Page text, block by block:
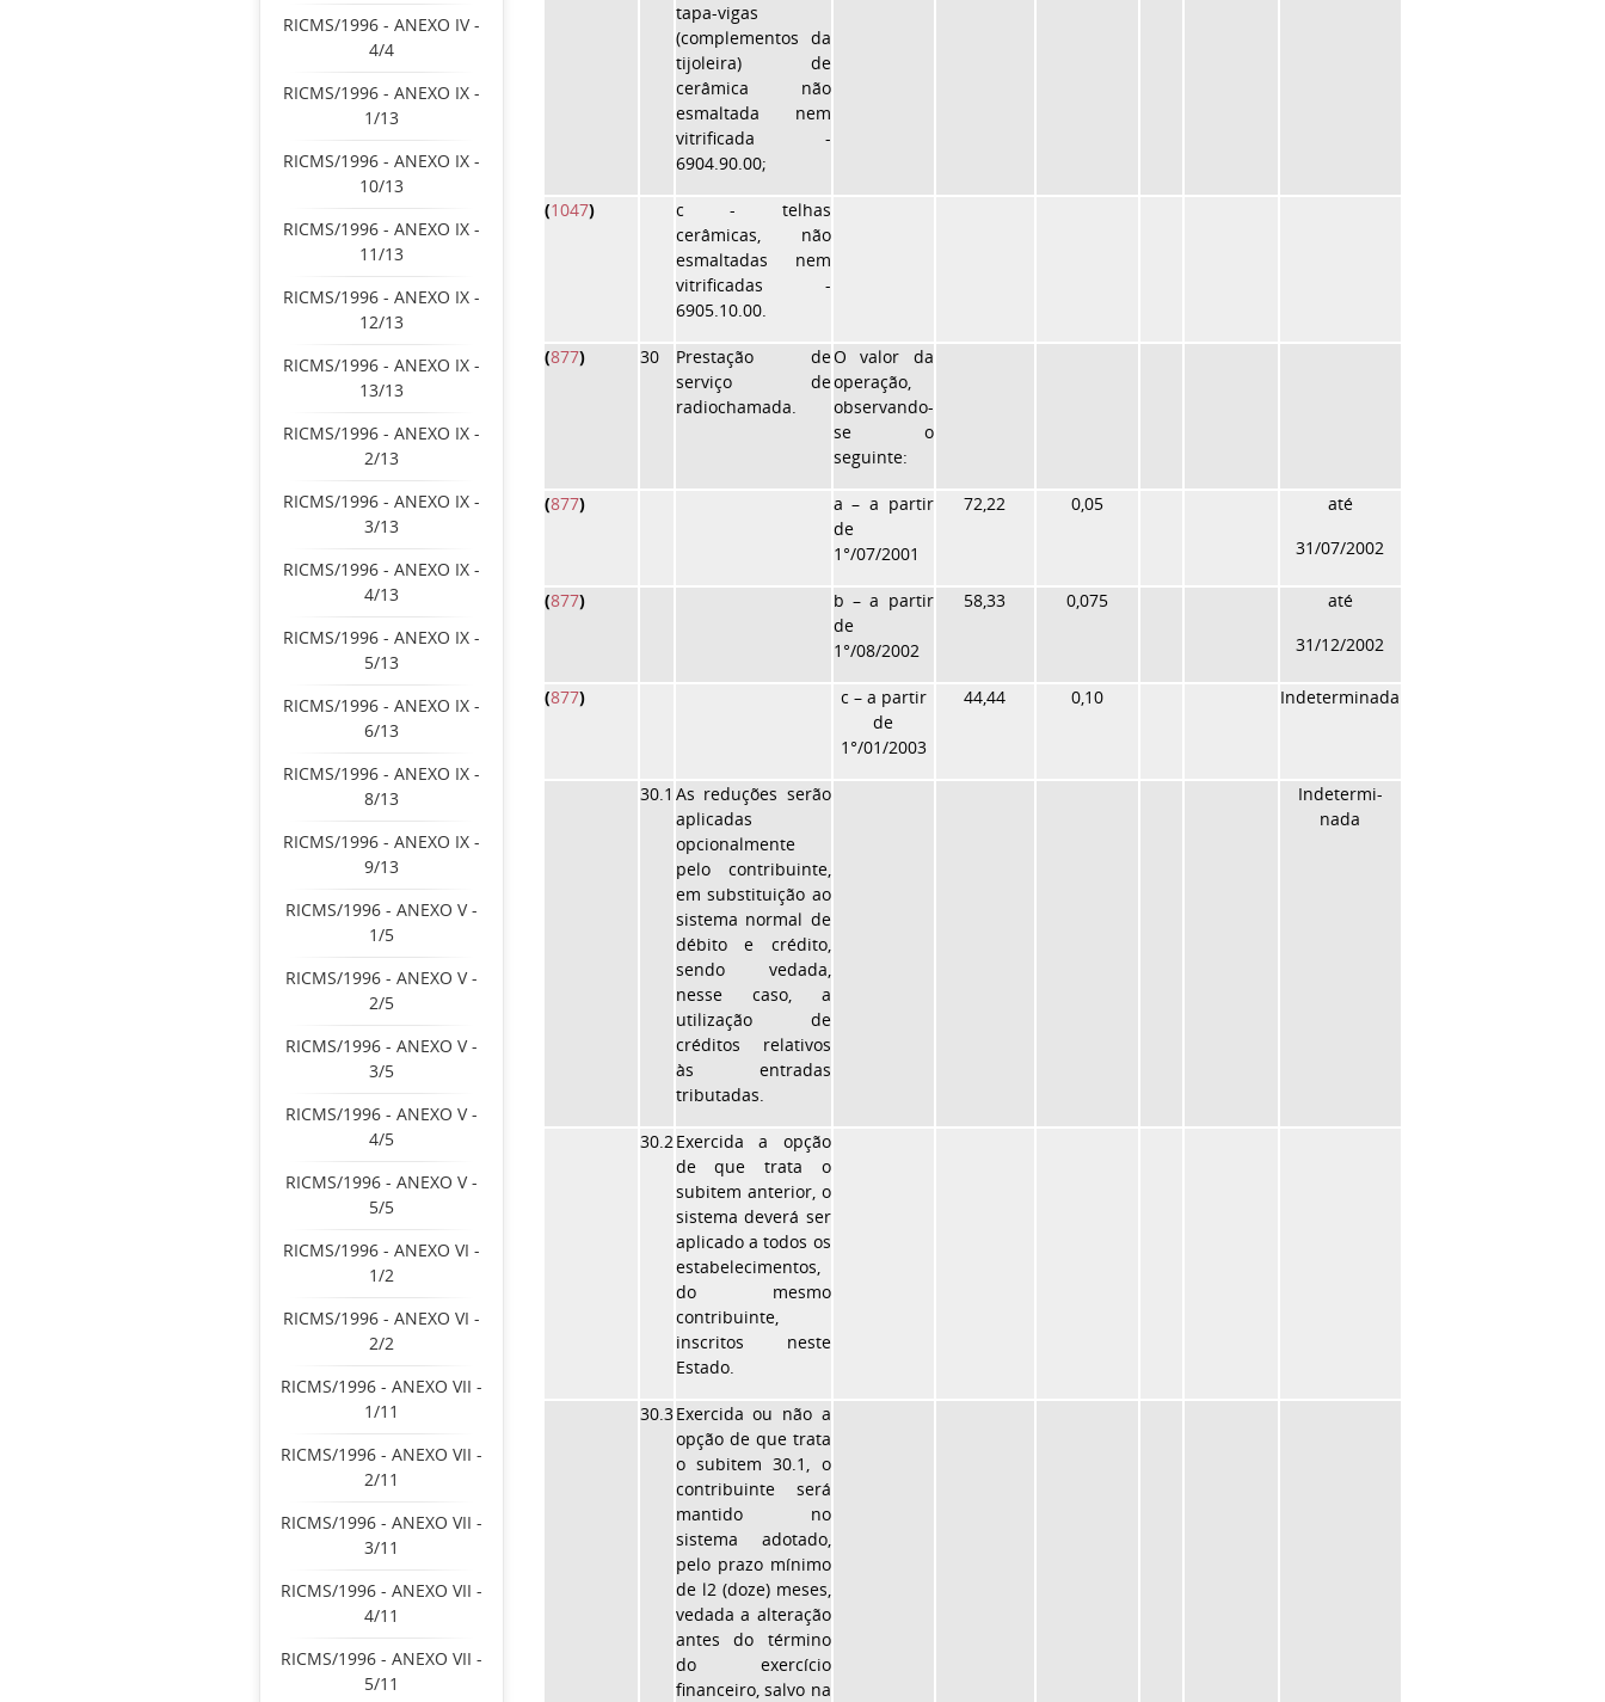
RICMS/1996 - ANEXO IV -
4/4
RICMS/1996 - ANEXO IX -
1/13
RICMS/1996 - ANEXO IX -
10/13
RICMS/1996 - ANEXO IX -
11/13
RICMS/1996 - ANEXO IX -
12/13
RICMS/1996 - ANEXO IX -
13/13
RICMS/1996 - ANEXO IX -
2/13
RICMS/1996 - ANEXO IX -
3/13
RICMS/1996 - ANEXO IX -
4/13
RICMS/1996 - ANEXO IX -
5/13
RICMS/1996 - ANEXO IX -
6/13
RICMS/1996 - ANEXO IX -
8/13
RICMS/1996 - ANEXO IX -
9/13
RICMS/1996 - ANEXO V -
1/5
RICMS/1996 - ANEXO V -
2/5
RICMS/1996 - ANEXO V -
3/5
RICMS/1996 - ANEXO V -
4/5
RICMS/1996 - ANEXO V -
5/5
RICMS/1996 - ANEXO VI -
1/2
RICMS/1996 - ANEXO VI -
2/2
RICMS/1996 - ANEXO VII -
1/11
RICMS/1996 - ANEXO VII -
2/11
RICMS/1996 - ANEXO VII -
3/11
RICMS/1996 - ANEXO VII -
4/11
RICMS/1996 - ANEXO VII -
5/11
tapa-vigas
(complementos da
tijoleira) de
cerâmica não
esmaltada nem
vitrificada -
6904.90.00;
(1047) c - telhas
cerâmicas, não
esmaltadas nem
vitrificadas -
6905.10.00.
(877) 30
Prestação de
serviço de
radiochamada.
O valor da
operação,
observando-
se o
seguinte:
(877) a – a partir
de
1°/07/2001
72,22 0,05
até
31/07/2002
(877) b – a partir
de
1°/08/2002
58,33 0,075
até
31/12/2002
(877) c – a partir
de
1°/01/2003
44,44 0,10 Indeterminada
30.1 As reduções serão
aplicadas
opcionalmente
pelo contribuinte,
em substituição ao
sistema normal de
débito e crédito,
sendo vedada,
nesse caso, a
utilização de
créditos relativos
às entradas
tributadas.
Indetermi-
nada
30.2Exercida a opção
de que trata o
subitem anterior, o
sistema deverá ser
aplicado a todos os
estabelecimentos,
do mesmo
contribuinte,
inscritos neste
Estado.
30.3Exercida ou não a
opção de que trata
o subitem 30.1, o
contribuinte será
mantido no
sistema adotado,
pelo prazo mínimo
de l2 (doze) meses,
vedada a alteração
antes do término
do exercício
financeiro, salvo na